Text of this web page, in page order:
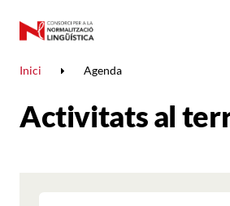
Inici Agenda
Activitats al